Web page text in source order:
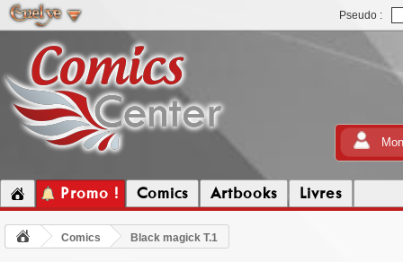
Pseudo :
Promo ! Comics Artbooks Livres
Comics Black magick T.1